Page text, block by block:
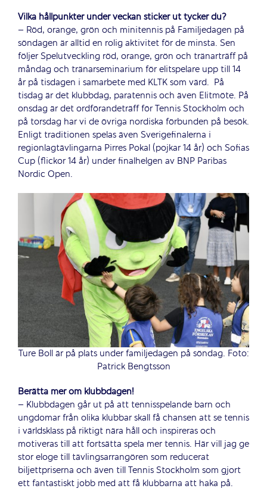
Vilka hållpunkter under veckan sticker ut tycker du?
– Röd, orange, grön och minitennis på Familjedagen på
söndagen är alltid en rolig aktivitet för de minsta. Sen
följer Spelutveckling röd, orange, grön och tränarträff på
måndag och tränarseminarium för elitspelare upp till 14
år på tisdagen i samarbete med KLTK som värd. På
tisdag är det klubbdag, paratennis och även Elitmöte. På
onsdag är det ordförandeträff för Tennis Stockholm och
på torsdag har vi de övriga nordiska förbunden på besök.
Enligt traditionen spelas även Sverigefinalerna i
regionlagtävlingarna Pirres Pokal (pojkar 14 år) och Sofias
Cup (flickor 14 år) under finalhelgen av BNP Paribas
Nordic Open.
Ture Boll är på plats under familjedagen på söndag. Foto:
Patrick Bengtsson
Berätta mer om klubbdagen!
– Klubbdagen går ut på att tennisspelande barn och
ungdomar från olika klubbar skall få chansen att se tennis
i världsklass på riktigt nära håll och inspireras och
motiveras till att fortsätta spela mer tennis. Här vill jag ge
stor eloge till tävlingsarrangören som reducerat
biljettpriserna och även till Tennis Stockholm som gjort
ett fantastiskt jobb med att få klubbarna att haka på.